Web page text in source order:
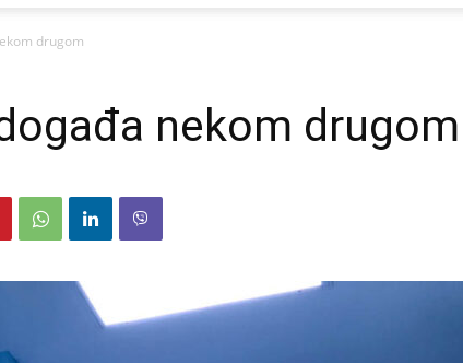
drugom
nekom drugom